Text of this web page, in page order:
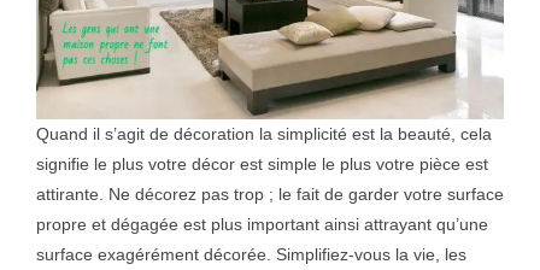
Quand il s’agit de décoration la simplicité est la beauté, cela
signifie le plus votre décor est simple le plus votre pièce est
attirante. Ne décorez pas trop ; le fait de garder votre surface
propre et dégagée est plus important ainsi attrayant qu’une
surface exagérément décorée. Simplifiez-vous la vie, les